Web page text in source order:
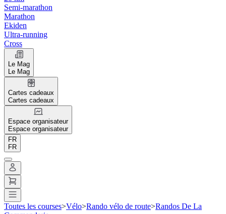
Semi-marathon
Marathon
Ekiden
Ultra-running
Cross
Le Mag
Le Mag
Cartes cadeaux
Cartes cadeaux
Espace organisateur
Espace organisateur
FR
FR
Toutes les courses>Vélo>Rando vélo de route>Randos De La